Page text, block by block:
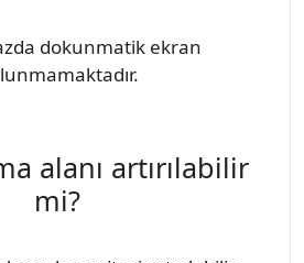
dokunmatik ekran
alanı artırılabilir
mi?